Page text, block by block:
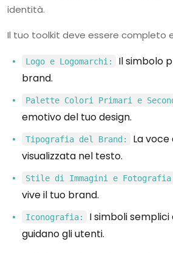
identità.
Il tuo toolkit deve essere completo
Logo e Logomarchi:
Il simbolo
brand.
Palette Colori Primari e
emotivo del tuo design.
Tipografia del Brand:
La
visualizzata nel testo.
Stile di Immagini e
vive il tuo brand.
Iconografia:
I simboli
guidano gli utenti.